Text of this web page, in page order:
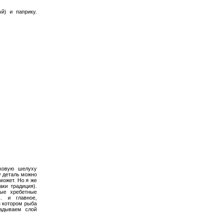
и паприку.
шелуху
деталь можно
Но я же
традиция).
хребетные
и главное,
котором рыба
слой